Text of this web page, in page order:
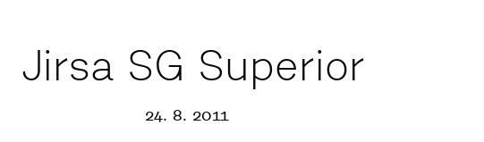
Jirsa SG Superior
24. 8. 2011